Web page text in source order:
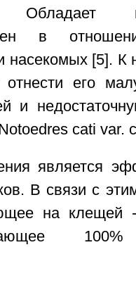
Обладает
в
насекомых [5]. К
отнести его
и
cati var.
является
В связи с
на клещей
100%